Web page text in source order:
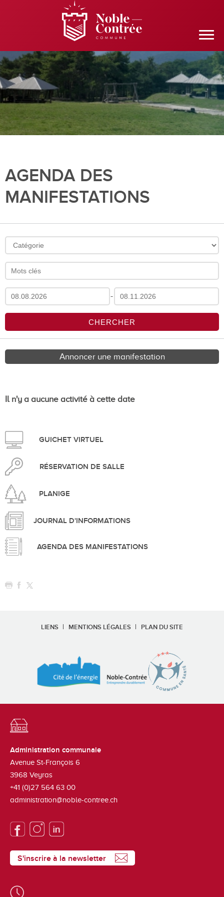
AGENDA DES
MANIFESTATIONS
-
Annoncer une manifestation
Il n'y a aucune activité à cette date
GUICHET VIRTUEL
RÉSERVATION DE SALLE
PLANIGE
JOURNAL D'INFORMATIONS
AGENDA DES MANIFESTATIONS
LIENS MENTIONS LÉGALES PLAN DU SITE
Administration communale
Avenue St-François 6
3968 Veyras
+41 (0)27 564 63 00
administration@noble-contree.ch
S'inscrire à la newsletter